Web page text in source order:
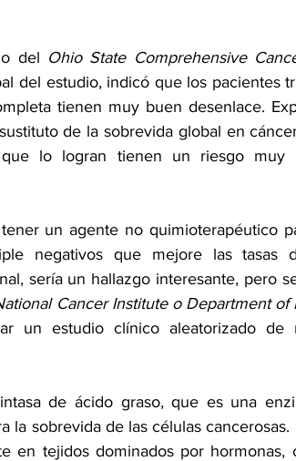
del Ohio State Comprehensive
del estudio, indicó que los pacientes
tienen muy buen desenlace.
de la sobrevida global en
lo logran tienen un riesgo muy
un agente no quimioterapéutico
negativos que mejore las tasas
sería un hallazgo interesante, pero
Cancer Institute o Department of
un estudio clínico aleatorizado de
de ácido graso, que es una
la sobrevida de las células cancerosas.
en tejidos dominados por hormonas,